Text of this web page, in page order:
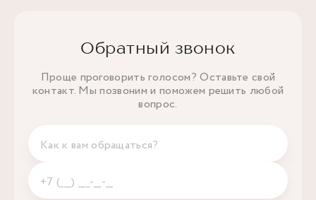
Обратный звонок
Проще проговорить голосом? Оставьте свой
контакт. Мы позвоним и поможем решить любой
вопрос.